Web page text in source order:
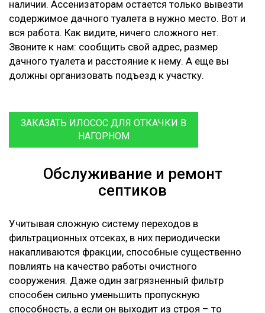
наличии. Ассенизаторам остается только вывезти
содержимое дачного туалета в нужно место. Вот и
вся работа. Как видите, ничего сложного нет.
Звоните к нам: сообщить свой адрес, размер
дачного туалета и расстояние к нему. А еще вы
должны организовать подъезд к участку.
ЗАКАЗАТЬ ИЛОСОС ДЛЯ ОТКАЧКИ В
НАГОРНОМ
Обслуживание и ремонт
септиков
Учитывая сложную систему переходов в
фильтрационных отсеках, в них периодически
накапливаются фракции, способные существенно
повлиять на качество работы очистного
сооружения. Даже один загрязненный фильтр
способен сильно уменьшить пропускную
способность, а если он выходит из строя – то